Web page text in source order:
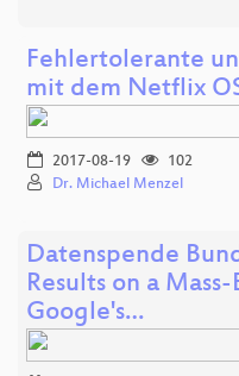
Fehlertolerante
mit dem Netflix
2017-08-19
102
Dr. Michael Menzel
Datenspende
Results on a
Google's…